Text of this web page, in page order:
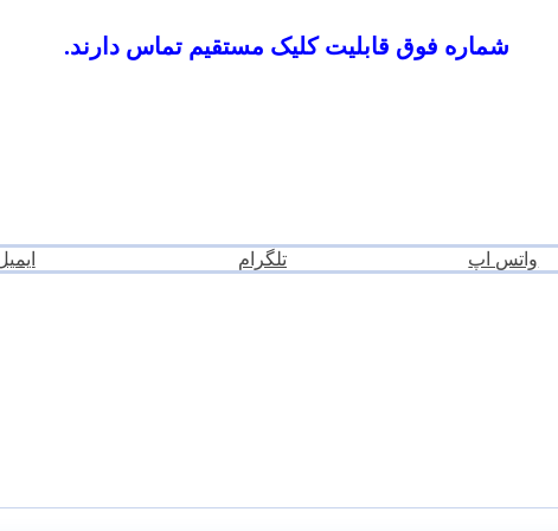
شماره فوق قابلیت کلیک مستقیم تماس دارند.
واتس اپ تلگرام